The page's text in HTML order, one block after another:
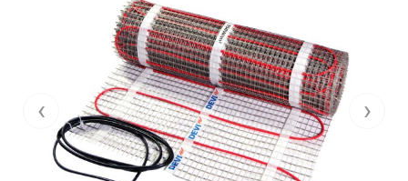
‹ ›